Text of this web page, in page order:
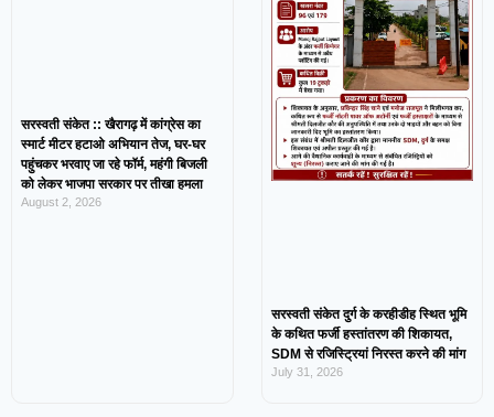
सरस्वती संकेत :: खैरागढ़ में कांग्रेस का
स्मार्ट मीटर हटाओ अभियान तेज, घर-घर
पहुंचकर भरवाए जा रहे फॉर्म, महंगी बिजली
को लेकर भाजपा सरकार पर तीखा हमला
August 2, 2026
सरस्वती संकेत दुर्ग के करहीडीह स्थित भूमि
के कथित फर्जी हस्तांतरण की शिकायत,
SDM से रजिस्ट्रियां निरस्त करने की मांग
July 31, 2026